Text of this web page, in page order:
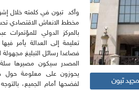
تبون
وأكد تبون في كلمته خلال
مخطط الانعاش الاقتصادي
بالمركز الدولي للمؤتمرات
تعليمة إلى العدالة يأمر
فصاعدا رسائل التبليغ
المصدر سيكون مصيرها سلة
يحوزون على معلومة حول